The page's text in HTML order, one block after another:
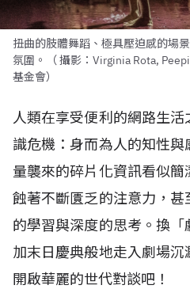
扭曲的肢體舞蹈、極具壓迫感的場
氛圍。（ 攝影：Virginia Rota,
基金會）
人類在享受便利的網路生
識危機：身而為人的知性
量襲來的碎片化資訊看似
蝕著不斷匱乏的注意力，
的學習與深度的思考。換
加末日慶典般地走入劇場
開啟華麗的世代對談吧！